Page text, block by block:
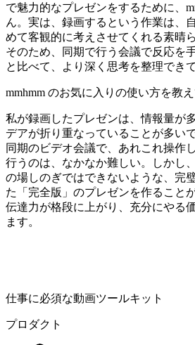
で魅力的なプレゼンをするために、
ん。実は、録画するという作業は、
めて客観的に考えさせてくれる素晴
そのため、同期で行う会議で反応を
と比べて、より深く思考を整理でき
mmhmm のお気に入りの使い方を教え
私が録画したプレゼンは、情報量が
デアが折り重なっていることが多い
同期のビデオ会議で、あれこれ操作
行うのは、なかなか難しい。しかし
の場しのぎではできないような、完
た「完全版」のプレゼンを作ること
伝達力が格段に上がり、充分にやる
ます。
仕事に必須な動画ツールキット
プロダクト